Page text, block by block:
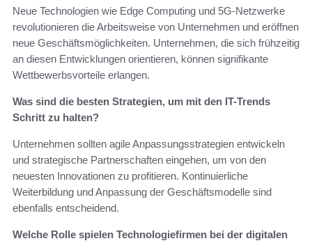
Neue Technologien wie Edge Computing und 5G-Netzwerke
revolutionieren die Arbeitsweise von Unternehmen und eröffnen
neue Geschäftsmöglichkeiten. Unternehmen, die sich frühzeitig
an diesen Entwicklungen orientieren, können signifikante
Wettbewerbsvorteile erlangen.
Was sind die besten Strategien, um mit den IT-Trends
Schritt zu halten?
Unternehmen sollten agile Anpassungsstrategien entwickeln
und strategische Partnerschaften eingehen, um von den
neuesten Innovationen zu profitieren. Kontinuierliche
Weiterbildung und Anpassung der Geschäftsmodelle sind
ebenfalls entscheidend.
Welche Rolle spielen Technologiefirmen bei der digitalen